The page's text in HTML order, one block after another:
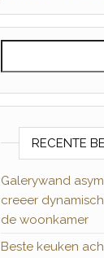
RECENTE
Galerywand
creeer
de woonkamer
Beste keuken